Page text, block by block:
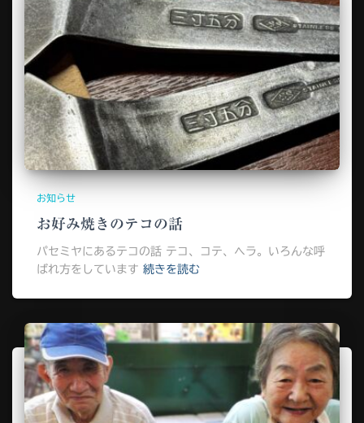
お知らせ
お好み焼きのテコの話
パセミヤにあるテコの話 テコ、コテ、ヘラ。いろんな呼
ばれ方をしています 続きを読む